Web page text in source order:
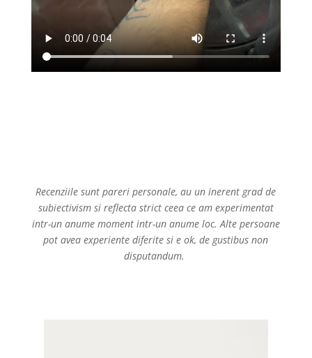
Recenziile sunt pareri personale, au un inerent grad de
subiectivism si reflecta strict ceea ce am experimentat
intr-un anume moment intr-un anume loc. Alte persoane
pot avea experiente diferite si e ok, de gustibus non
disputandum.